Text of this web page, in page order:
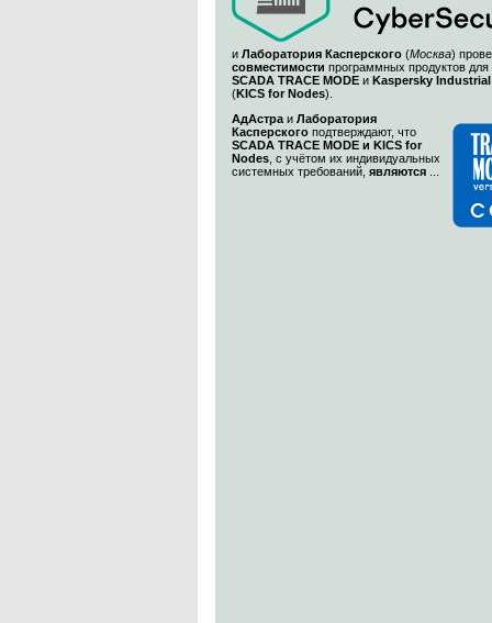
и Лаборатория Касперского (Москва)
совместимости программных продуктов
SCADA TRACE MODE и Kaspersky
(KICS for Nodes).
АдАстра и Лаборатория
Касперского подтверждают, что
SCADA TRACE MODE и KICS for
Nodes , с учётом их индивидуальных
системных требований, являются